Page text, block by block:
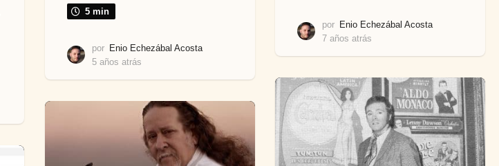
5 min
por Enio Echezábal Acosta
5 años atrás
o
s
a
t
por Enio Echezábal Acosta
7 años atrás
o
s
a
t
r
á
s